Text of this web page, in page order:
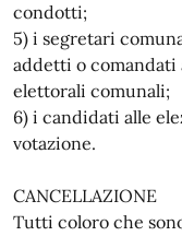
condotti;
5) i segretari
addetti o comandati
elettorali comunali;
6) i candidati alle
votazione.
CANCELLAZIONE
Tutti coloro che